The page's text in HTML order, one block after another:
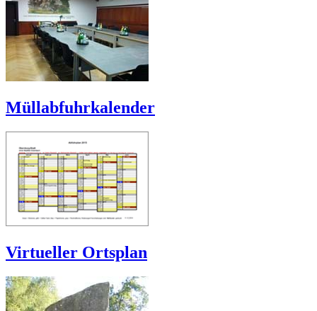
Müllabfuhrkalender
Virtueller Ortsplan